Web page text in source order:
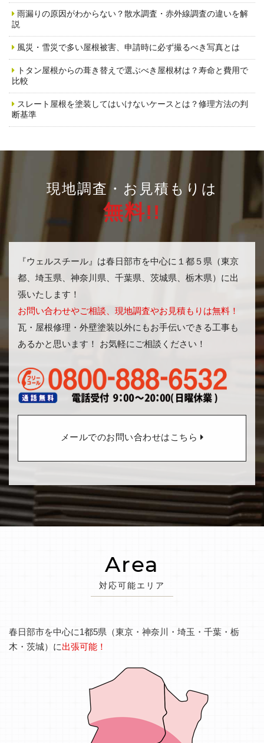
雨漏りの原因がわからない？散水調査・赤外線調査の違いを解
説
風災・雪災で多い屋根被害、申請時に必ず撮るべき写真とは
トタン屋根からの葺き替えで選ぶべき屋根材は？寿命と費用で
比較
スレート屋根を塗装してはいけないケースとは？修理方法の判
断基準
現地調査・お見積もりは
無料!!
『ウェルスチール』は春日部市を中心に１都５県（東京
都、埼玉県、神奈川県、千葉県、茨城県、栃木県）に出
張いたします！
お問い合わせやご相談、現地調査やお見積もりは無料！
瓦・屋根修理・外壁塗装以外にもお手伝いできる工事も
あるかと思います！ お気軽にご相談ください！
メールでのお問い合わせはこちら
Area
対応可能エリア
春日部市を中心に1都5県（東京・神奈川・埼玉・千葉・栃
木・茨城）に出張可能！